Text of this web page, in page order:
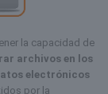
la capacidad de
archivos en los
electrónicos
por la